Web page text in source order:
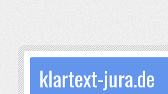
klartext-jura.de